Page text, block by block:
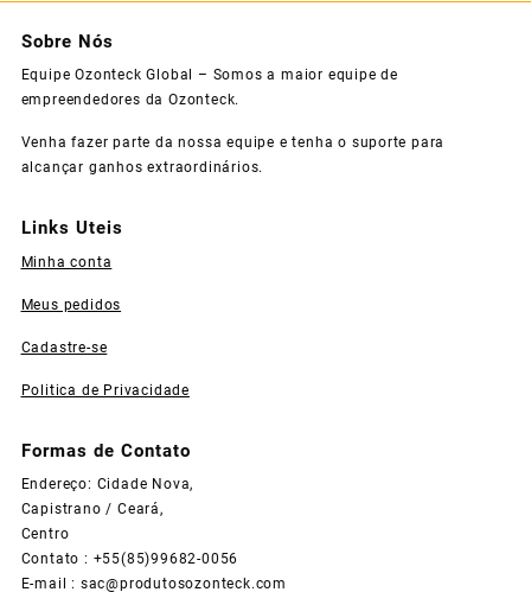
Sobre Nós
Equipe Ozonteck Global – Somos a maior equipe de
empreendedores da Ozonteck.
Venha fazer parte da nossa equipe e tenha o suporte para
alcançar ganhos extraordinários.
Links Uteis
Minha conta
Meus pedidos
Cadastre-se
Politica de Privacidade
Formas de Contato
Endereço: Cidade Nova,
Capistrano / Ceará,
Centro
Contato : +55(85)99682-0056
E-mail : sac@produtosozonteck.com